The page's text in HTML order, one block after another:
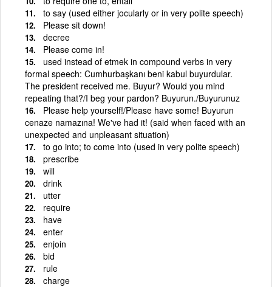
to say (used either jocularly or in very polite speech)
Please sit down!
decree
Please come in!
used instead of etmek in compound verbs in very
formal speech: Cumhurbaşkanı beni kabul buyurdular.
The president received me. Buyur? Would you mind
repeating that?/I beg your pardon? Buyurun./Buyurunuz
Please help yourself!/Please have some! Buyurun
cenaze namazına! We've had it! (said when faced with an
unexpected and unpleasant situation)
to go into; to come into (used in very polite speech)
prescribe
will
drink
utter
require
have
enter
enjoin
bid
rule
charge